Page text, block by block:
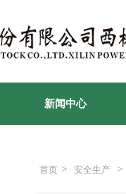
新闻中心
首页 > 安全生产 >